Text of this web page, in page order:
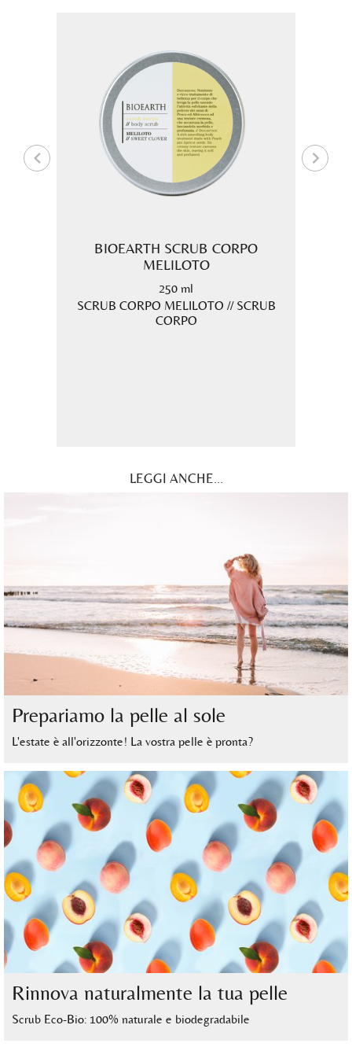
BIOEARTH SCRUB CORPO
MELILOTO
250 ml
SCRUB CORPO MELILOTO // SCRUB
CORPO
LEGGI ANCHE...
Prepariamo la pelle al sole
L'estate è all'orizzonte! La vostra pelle è pronta?
Rinnova naturalmente la tua pelle
Scrub Eco-Bio: 100% naturale e biodegradabile